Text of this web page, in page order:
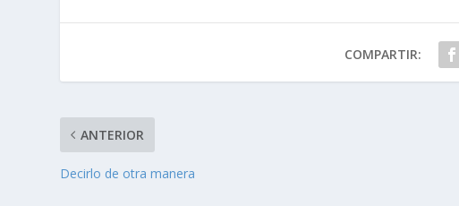
COMPARTIR:
ANTERIOR
Decirlo de otra manera